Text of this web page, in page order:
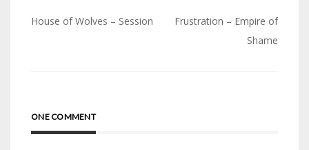
Navigation
House of Wolves – Session
Frustration – Empire of
Shame
ONE COMMENT